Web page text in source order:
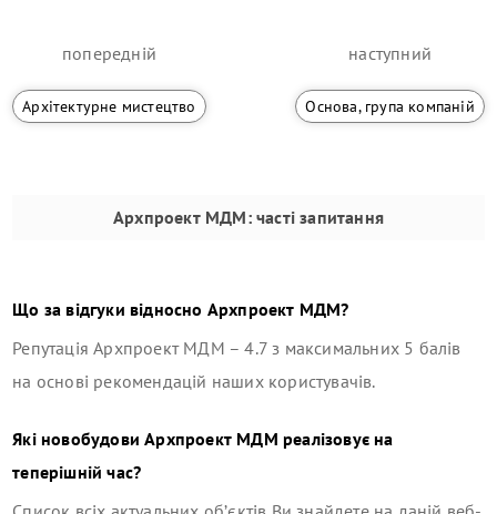
попередній
Архітектурне мистецтво
наступний
Основа, група компаній
Архпроект МДМ: часті запитання
Що за відгуки відносно Архпроект МДМ?
РепутаціяАрхпроект МДМ –4.7 з максимальних 5 балів
на основі рекомендацій наших користувачів.
Які новобудовиАрхпроект МДМ реалізовує на
теперішній час?